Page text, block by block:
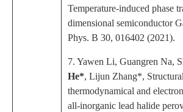
Temperature-induced phase
dimensional semiconductor
Phys. B 30, 016402 (2021).
7. Yawen Li, Guangren Na,
He*, Lijun Zhang*,
thermodynamical and
all-inorganic lead halide